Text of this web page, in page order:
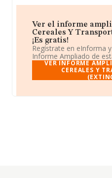
Ver el informe
Cereales Y
¡Es gratis!
Regístrate en eInforma
Informe Ampliado de
VER INFORME
CEREALES Y